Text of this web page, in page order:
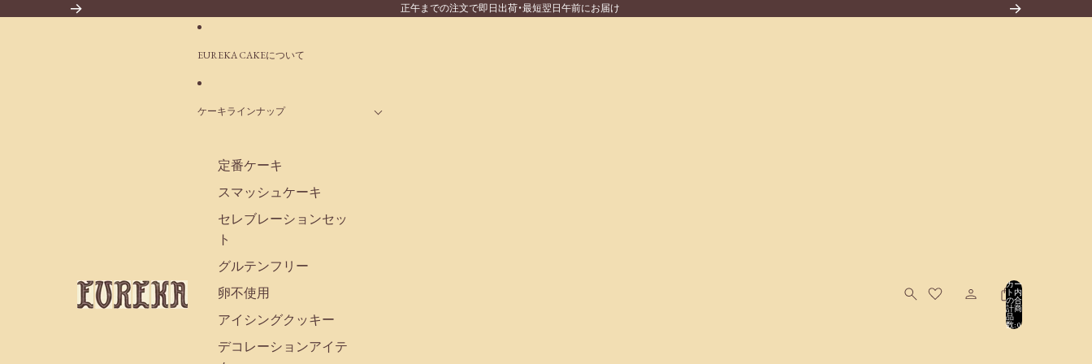
正午までの注文で即日出荷・最短翌日午前にお届け
EUREKA CAKEについて
ケーキラインナップ
定番ケーキ
スマッシュケーキ
セレブレーションセッ
ト
グルテンフリー
卵不使用
アイシングクッキー
デコレーションアイテ
カー
ト内
の合
計商
品
数: 0